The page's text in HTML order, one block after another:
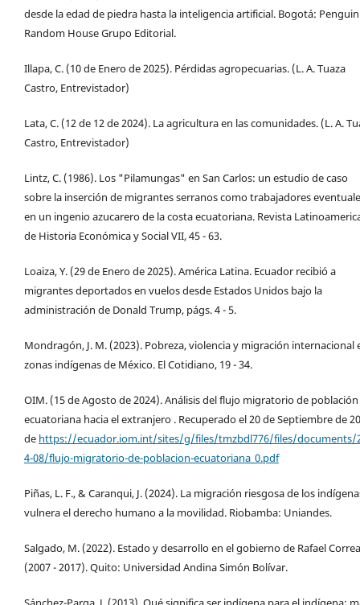
desde la edad de piedra hasta la inteligencia artificial. Bogotá: Penguin
Random House Grupo Editorial.
Illapa, C. (10 de Enero de 2025). Pérdidas agropecuarias. (L. A. Tuaza
Castro, Entrevistador)
Lata, C. (12 de 12 de 2024). La agricultura en las comunidades. (L. A.
Castro, Entrevistador)
Lintz, C. (1986). Los "Pilamungas" en San Carlos: un estudio de caso
sobre la inserción de migrantes serranos como trabajadores
en un ingenio azucarero de la costa ecuatoriana. Revista
de Historia Económica y Social VII, 45 - 63.
Loaiza, Y. (29 de Enero de 2025). América Latina. Ecuador recibió a
migrantes deportados en vuelos desde Estados Unidos bajo la
administración de Donald Trump, págs. 4 - 5.
Mondragón, J. M. (2023). Pobreza, violencia y migración internacional
zonas indígenas de México. El Cotidiano, 19 - 34.
OIM. (15 de Agosto de 2024). Análisis del flujo migratorio de población
ecuatoriana hacia el extranjero . Recuperado el 20 de Septiembre de
de https://ecuador.iom.int/sites/g/files/tmzbdl776/files/documents/
4-08/flujo-migratorio-de-poblacion-ecuatoriana_0.pdf
Piñas, L. F., & Caranqui, J. (2024). La migración riesgosa de los
vulnera el derecho humano a la movilidad. Riobamba: Uniandes.
Salgado, M. (2022). Estado y desarrollo en el gobierno de Rafael Correa
(2007 - 2017). Quito: Universidad Andina Simón Bolívar.